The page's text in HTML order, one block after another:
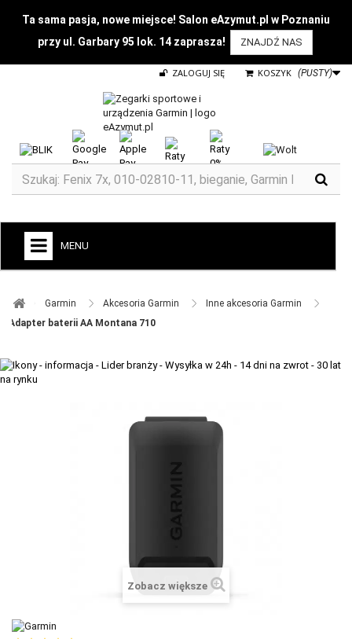
Ta sama pasja, nowe miejsce! Salon eAzymut.pl w Poznaniu
przy ul. Garbary 95 lok. 14 zaprasza!
ZNAJDŹ NAS
KOSZYK (PUSTY)
ZALOGUJ SIĘ
MENU
ZEGARKI DO BIEGANIA
TACX
VOSTOK EUROPE ZEGARKI
WENGER ZEGARKI
Garmin ​ Akcesoria Garmin ​
Inne akcesoria Garmin ​
Adapter baterii AA Montana 710
Zobacz większe